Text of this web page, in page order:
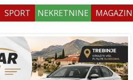
SPORT NEKRETNINE